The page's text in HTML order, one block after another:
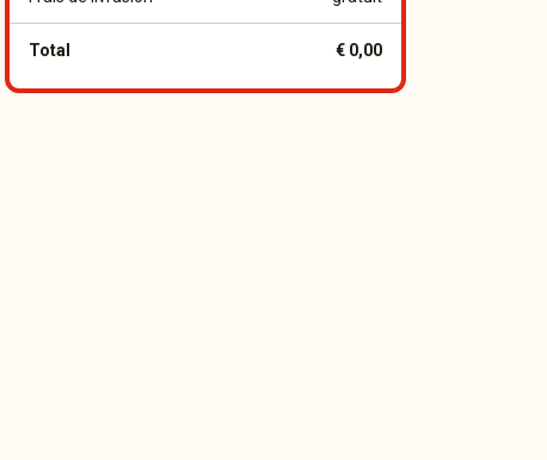
Total € 0,00